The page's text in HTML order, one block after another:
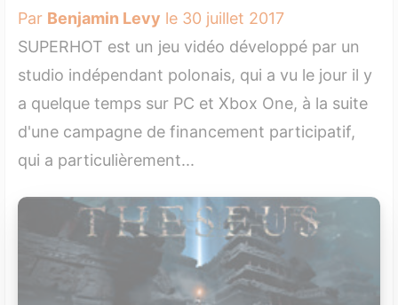
Par Benjamin Levy le 30 juillet 2017
SUPERHOT est un jeu vidéo développé par un
studio indépendant polonais, qui a vu le jour il y
a quelque temps sur PC et Xbox One, à la suite
d'une campagne de financement participatif,
qui a particulièrement...